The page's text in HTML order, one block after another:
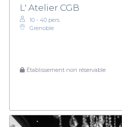
L' Atelier CGB
10 - 40 pers.
Grenoble
Établissement non réservable